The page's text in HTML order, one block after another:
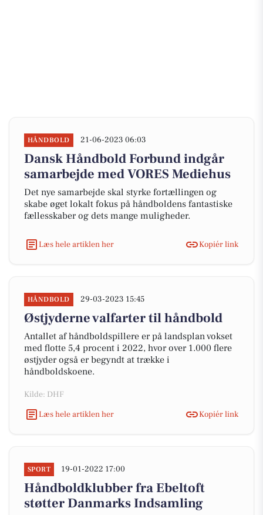
HÅNDBOLD 21-06-2023 06:03
Dansk Håndbold Forbund indgår
samarbejde med VORES Mediehus
Det nye samarbejde skal styrke fortællingen og
skabe øget lokalt fokus på håndboldens fantastiske
fællesskaber og dets mange muligheder.
Læs hele artiklen her Kopiér link
HÅNDBOLD 29-03-2023 15:45
Østjyderne valfarter til håndbold
Antallet af håndboldspillere er på landsplan vokset
med flotte 5,4 procent i 2022, hvor over 1.000 flere
østjyder også er begyndt at trække i
håndboldskoene.
Kilde: DHF
Læs hele artiklen her
Kopiér link
SPORT 19-01-2022 17:00
Håndboldklubber fra Ebeltoft
støtter Danmarks Indsamling